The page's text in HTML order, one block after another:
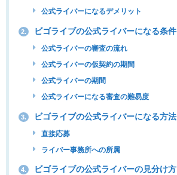
公式ライバーになるデメリット
2. ビゴライブの公式ライバーになる条件
公式ライバーの審査の流れ
公式ライバーの仮契約の期間
公式ライバーの期間
公式ライバーになる審査の難易度
3. ビゴライブの公式ライバーになる方法
直接応募
ライバー事務所への所属
4. ビゴライブの公式ライバーの見分け方